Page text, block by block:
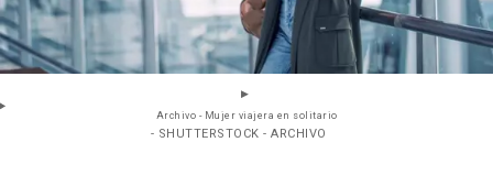
Archivo - Mujer viajera en solitario
- SHUTTERSTOCK - ARCHIVO